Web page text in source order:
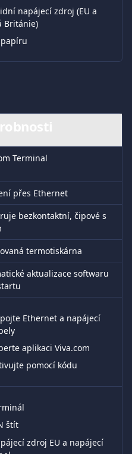
napájecí zdroj (EU a
Británie)
papíru
Terminal
přes Ethernet
bezkontaktní, čipové s
termotiskárna
aktualizace softwaru
Ethernet a napájecí
aplikaci Viva.com
pomocí kódu
štít
zdroj EU a napájecí